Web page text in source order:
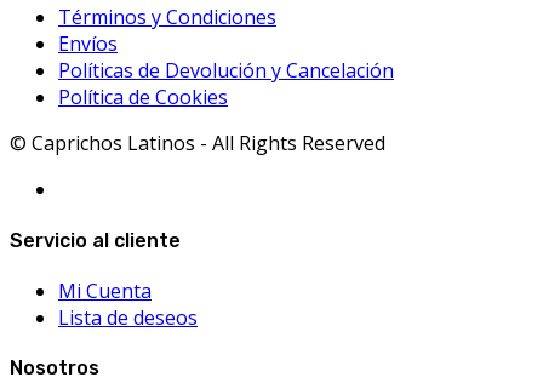
Términos y Condiciones
Envíos
Políticas de Devolución y Cancelación
Política de Cookies
© Caprichos Latinos - All Rights Reserved
Servicio al cliente
Mi Cuenta
Lista de deseos
Nosotros